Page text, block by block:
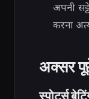
अपनी
करना
अक्सर
स्पोर्ट्स